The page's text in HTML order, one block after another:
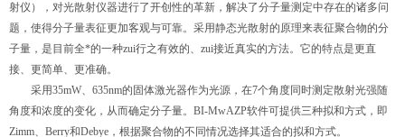
射仪），对光散射仪器进行了开创性的革新，解决了分子量测定中存在的诸多问
题，使得分子量表征更加客观与可靠。采用静态光散射的原理来表征聚合物的分
子量，是目前全*的一种zui行之有效的、zui接近真实的方法。它的特点是更直
接、更简单、更准确。
采用35mW、635nm的固体激光器作为光源，在7个角度同时测定散射光强随
角度和浓度的变化，从而确定分子量。BI-MwAZP软件可提供三种拟和方式，即
Zimm、Berry和Debye，根据聚合物的不同情况选择其适合的拟和方式。